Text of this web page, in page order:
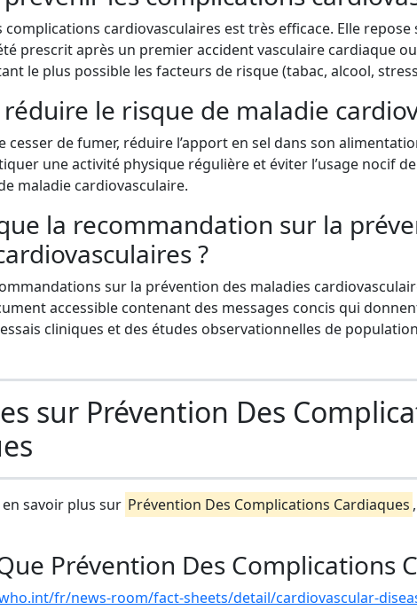
complications cardiovasculaires est très efficace. Elle
prescrit après un premier accident vasculaire cardiaque
le plus possible les facteurs de risque (tabac, alcool,
le risque de maladie
cesser de fumer, réduire l’apport en sel dans son
une activité physique régulière et éviter l’usage nocif
maladie cardiovasculaire.
la recommandation sur la
?
sur la prévention des maladies
accessible contenant des messages concis qui
cliniques et des études observationnelles de
sur Prévention Des
savoir plus sur Prévention Des Complications Cardiaques
Prévention Des Complications
fr/news-room/fact-sheets/detail/cardiovascular-